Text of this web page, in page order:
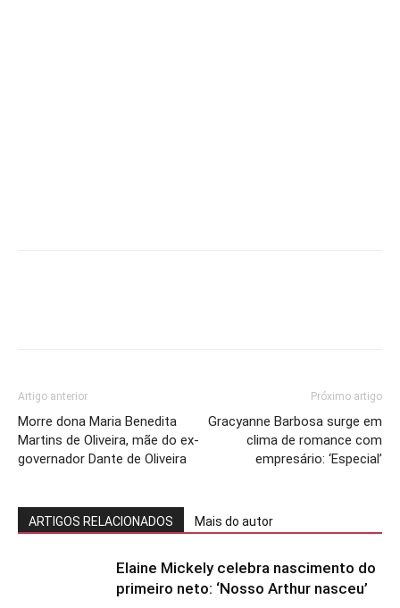
Artigo anterior
Morre dona Maria Benedita
Martins de Oliveira, mãe do ex-
governador Dante de Oliveira
Próximo artigo
Gracyanne Barbosa surge em
clima de romance com
empresário: ‘Especial’
ARTIGOS RELACIONADOS Mais do autor
Elaine Mickely celebra nascimento do
primeiro neto: ‘Nosso Arthur nasceu’